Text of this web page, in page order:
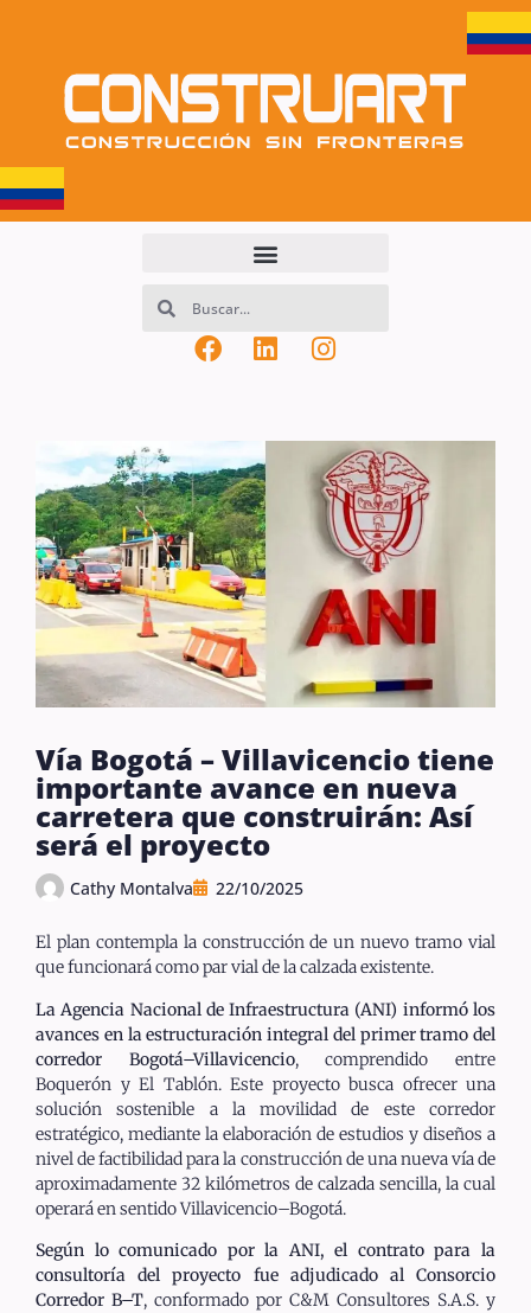
Vía Bogotá – Villavicencio tiene
importante avance en nueva
carretera que construirán: Así
será el proyecto
Cathy Montalva 22/10/2025
El plan contempla la construcción de un nuevo tramo vial
que funcionará como par vial de la calzada existente.
La Agencia Nacional de Infraestructura (ANI) informó los
avances en la estructuración integral del primer tramo del
corredor Bogotá–Villavicencio, comprendido entre
Boquerón y El Tablón. Este proyecto busca ofrecer una
solución sostenible a la movilidad de este corredor
estratégico, mediante la elaboración de estudios y diseños a
nivel de factibilidad para la construcción de una nueva vía de
aproximadamente 32 kilómetros de calzada sencilla, la cual
operará en sentido Villavicencio–Bogotá.
Según lo comunicado por la ANI, el contrato para la
consultoría del proyecto fue adjudicado al Consorcio
Corredor B–T, conformado por C&M Consultores S.A.S. y